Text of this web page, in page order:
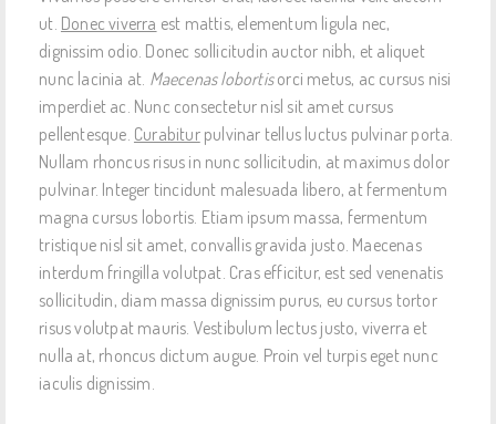
ut. Donec viverra est mattis, elementum ligula nec,
dignissim odio. Donec sollicitudin auctor nibh, et aliquet
nunc lacinia at. Maecenas lobortisorci metus, ac cursus nisi
imperdiet ac. Nunc consectetur nisl sit amet cursus
pellentesque. Curabiturpulvinar tellus luctus pulvinar porta.
Nullam rhoncus risus in nunc sollicitudin, at maximus dolor
pulvinar. Integer tincidunt malesuada libero, at fermentum
magna cursus lobortis. Etiam ipsum massa, fermentum
tristique nisl sit amet, convallis gravida justo. Maecenas
interdum fringilla volutpat. Cras efficitur, est sed venenatis
sollicitudin, diam massa dignissim purus, eu cursus tortor
risus volutpat mauris. Vestibulum lectus justo, viverra et
nulla at, rhoncus dictum augue. Proin vel turpis eget nunc
iaculis dignissim.